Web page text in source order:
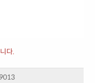
다.